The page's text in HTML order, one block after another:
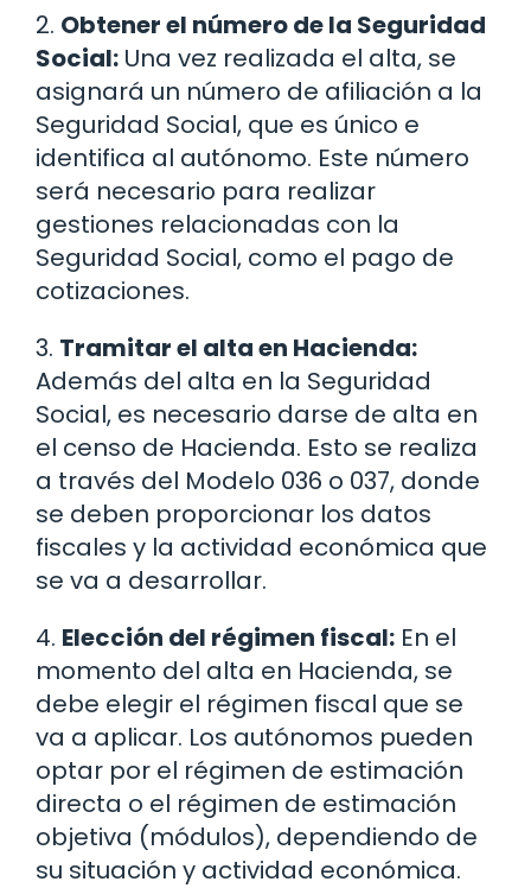
2. Obtener el número de la Seguridad
Social: Una vez realizada el alta, se
asignará un número de afiliación a la
Seguridad Social, que es único e
identifica al autónomo. Este número
será necesario para realizar
gestiones relacionadas con la
Seguridad Social, como el pago de
cotizaciones.
3. Tramitar el alta en Hacienda:
Además del alta en la Seguridad
Social, es necesario darse de alta en
el censo de Hacienda. Esto se realiza
a través del Modelo 036 o 037, donde
se deben proporcionar los datos
fiscales y la actividad económica que
se va a desarrollar.
4. Elección del régimen fiscal: En el
momento del alta en Hacienda, se
debe elegir el régimen fiscal que se
va a aplicar. Los autónomos pueden
optar por el régimen de estimación
directa o el régimen de estimación
objetiva (módulos), dependiendo de
su situación y actividad económica.